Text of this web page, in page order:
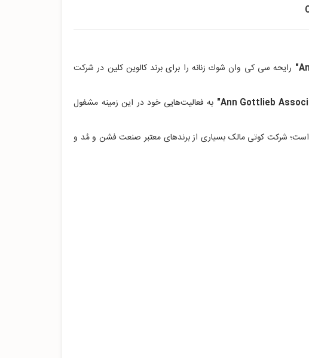
رایحه سی کی وان شوك زنانه را برای برند کالوین کلین در شرکت
به فعالیت‌هایی خود در این زمینه مشغول
است؛ شرکت کوتی مالک بسیاری از برندهای معتبر صنعت فشن و مُد و